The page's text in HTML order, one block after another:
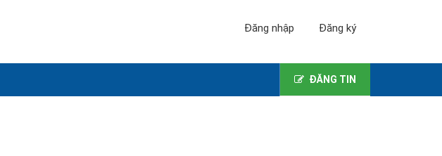
Đăng nhập Đăng ký
ĐĂNG TIN